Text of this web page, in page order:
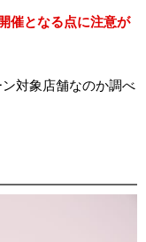
催となる点に注意が
対象店舗なのか調べ